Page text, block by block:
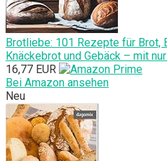
Brotliebe: 101 Rezepte für Brot,
Knäckebrot und Gebäck – mit
16,77 EUR
Bei Amazon ansehen
Neu